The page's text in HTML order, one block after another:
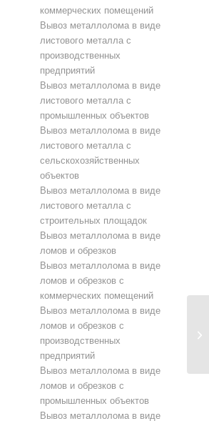
коммерческих помещений
Вывоз металлолома в виде
листового металла с
производственных
предприятий
Вывоз металлолома в виде
листового металла с
промышленных объектов
Вывоз металлолома в виде
листового металла с
сельскохозяйственных
объектов
Вывоз металлолома в виде
листового металла с
строительных площадок
Вывоз металлолома в виде
ломов и обрезков
Вывоз металлолома в виде
ломов и обрезков с
коммерческих помещений
Вывоз металлолома в виде
ломов и обрезков с
производственных
предприятий
Вывоз металлолома в виде
ломов и обрезков с
промышленных объектов
Вывоз металлолома в виде